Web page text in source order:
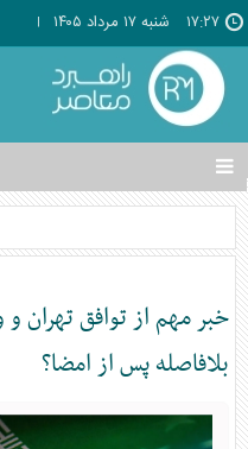
۱۷:۲۷ شنبه ۱۷ مرداد ۱۴۰۵
تغییر
وضعیت
منوی
ها
خبر مهم از توافق تهران
بلافاصله پس از امضا؟